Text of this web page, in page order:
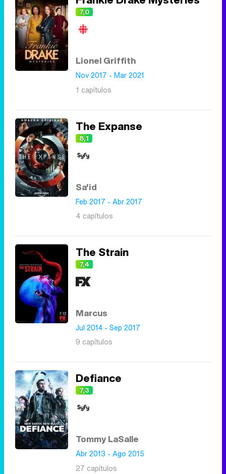
7,0
Lionel Griffith
Nov 2017 - Mar 2021
1 capítulos
The Expanse
8,1
Sa'id
Feb 2017 - Abr 2017
4 capítulos
The Strain
7,4
Marcus
Jul 2014 - Sep 2017
9 capítulos
Defiance
7,3
Tommy LaSalle
Abr 2013 - Ago 2015
27 capítulos